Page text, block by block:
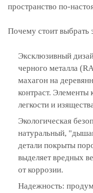
пространство по-
Почему стоит выбрать
Эксклюзивный
черного металла
махагон на
контраст. Элементы
легкости и
Экологическая
натуральный,
детали покрыты
выделяет вредных
от коррозии.
Надежность: